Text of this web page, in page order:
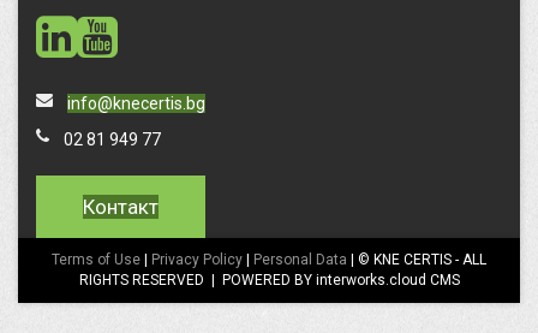
social
social
info@knecertis.bg
02 81 949 77
Контакт
Terms of Use | Privacy Policy | Personal Data | © KNE CERTIS - ALL
RIGHTS RESERVED | POWERED BY interworks.cloud CMS